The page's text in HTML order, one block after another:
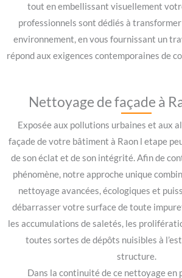
tout en embellissant visuellement
professionnels sont dédiés à
environnement, en vous fournissant un
répond aux exigences contemporaines de
Nettoyage de façade à
Exposée aux pollutions urbaines et aux
façade de votre bâtiment à Raon l etape
de son éclat et de son intégrité. Afin de
phénomène, notre approche unique
nettoyage avancées, écologiques et
débarrasser votre surface de toute
les accumulations de saletés, les
toutes sortes de dépôts nuisibles à
structure.
Dans la continuité de ce nettoyage en